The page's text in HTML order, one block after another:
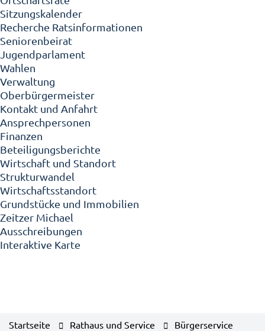
Sitzungskalender
Recherche Ratsinformationen
Seniorenbeirat
Jugendparlament
Wahlen
Verwaltung
Oberbürgermeister
Kontakt und Anfahrt
Ansprechpersonen
Finanzen
Beteiligungsberichte
Wirtschaft und Standort
Strukturwandel
Wirtschaftsstandort
Grundstücke und Immobilien
Zeitzer Michael
Ausschreibungen
Interaktive Karte
Startseite Rathaus und Service Bürgerservice